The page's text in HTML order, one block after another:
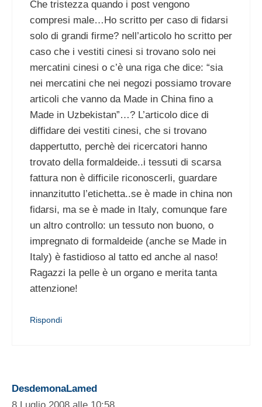
Che tristezza quando i post vengono
compresi male…Ho scritto per caso di fidarsi
solo di grandi firme? nell’articolo ho scritto per
caso che i vestiti cinesi si trovano solo nei
mercatini cinesi o c’è una riga che dice: “sia
nei mercatini che nei negozi possiamo trovare
articoli che vanno da Made in China fino a
Made in Uzbekistan”…? L’articolo dice di
diffidare dei vestiti cinesi, che si trovano
dappertutto, perchè dei ricercatori hanno
trovato della formaldeide..i tessuti di scarsa
fattura non è difficile riconoscerli, guardare
innanzitutto l’etichetta..se è made in china non
fidarsi, ma se è made in Italy, comunque fare
un altro controllo: un tessuto non buono, o
impregnato di formaldeide (anche se Made in
Italy) è fastidioso al tatto ed anche al naso!
Ragazzi la pelle è un organo e merita tanta
attenzione!
Rispondi
DesdemonaLamed
8 Luglio 2008 alle 10:58